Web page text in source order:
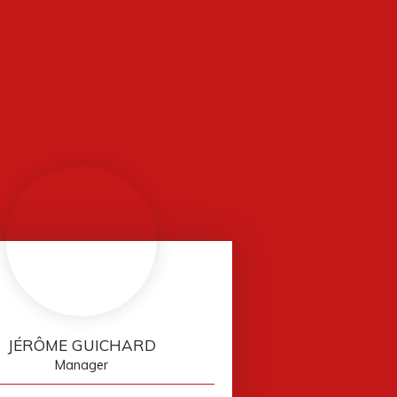
JÉRÔME GUICHARD
Manager